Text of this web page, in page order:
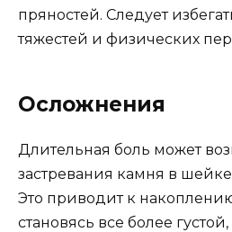
пряностей. Следует
тяжестей и физических
Осложнения
Длительная боль может
застревания камня в
Это приводит к
становясь все более